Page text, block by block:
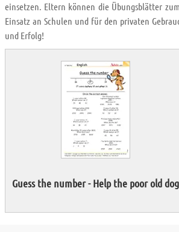
einsetzen. Eltern können die Übungsblätter
Einsatz an Schulen und für den privaten
und Erfolg!
Guess the number - Help the poor old dog